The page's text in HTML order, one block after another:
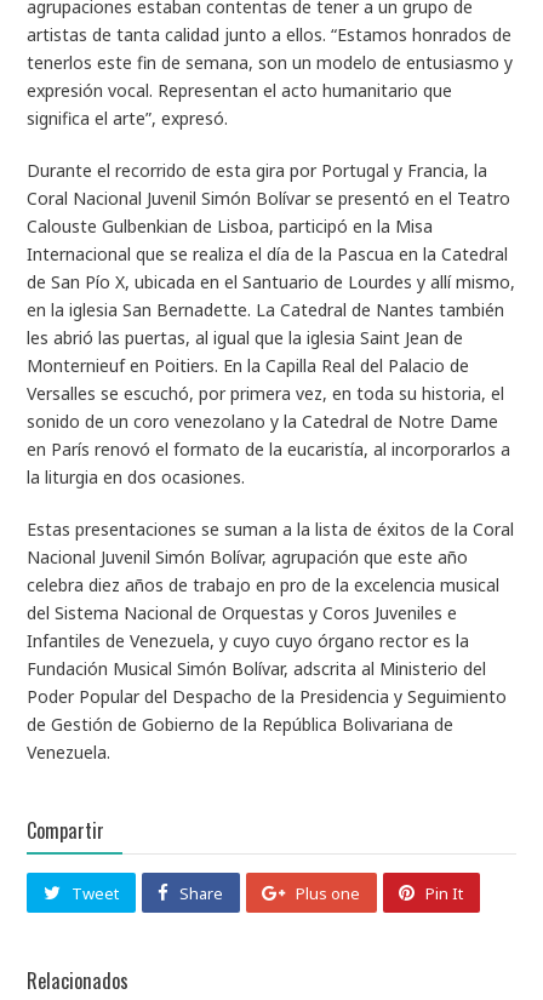
agrupaciones estaban contentas de tener a un grupo de
artistas de tanta calidad junto a ellos. “Estamos honrados de
tenerlos este fin de semana, son un modelo de entusiasmo y
expresión vocal. Representan el acto humanitario que
significa el arte”, expresó.
Durante el recorrido de esta gira por Portugal y Francia, la
Coral Nacional Juvenil Simón Bolívar se presentó en el Teatro
Calouste Gulbenkian de Lisboa, participó en la Misa
Internacional que se realiza el día de la Pascua en la Catedral
de San Pío X, ubicada en el Santuario de Lourdes y allí mismo,
en la iglesia San Bernadette. La Catedral de Nantes también
les abrió las puertas, al igual que la iglesia Saint Jean de
Monternieuf en Poitiers. En la Capilla Real del Palacio de
Versalles se escuchó, por primera vez, en toda su historia, el
sonido de un coro venezolano y la Catedral de Notre Dame
en París renovó el formato de la eucaristía, al incorporarlos a
la liturgia en dos ocasiones.
Estas presentaciones se suman a la lista de éxitos de la Coral
Nacional Juvenil Simón Bolívar, agrupación que este año
celebra diez años de trabajo en pro de la excelencia musical
del Sistema Nacional de Orquestas y Coros Juveniles e
Infantiles de Venezuela, y cuyo cuyo órgano rector es la
Fundación Musical Simón Bolívar, adscrita al Ministerio del
Poder Popular del Despacho de la Presidencia y Seguimiento
de Gestión de Gobierno de la República Bolivariana de
Venezuela.
Compartir
Tweet Share Plus one Pin It
Relacionados